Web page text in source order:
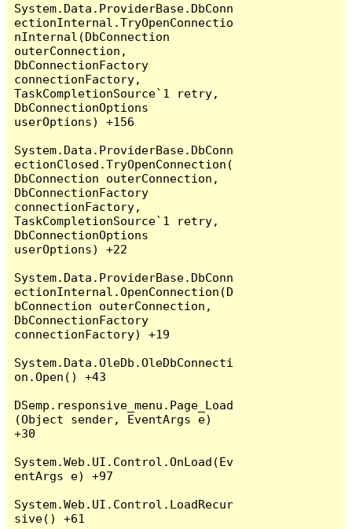
System.Data.ProviderBase.DbConn
ectionInternal.TryOpenConnectio
nInternal(DbConnection
outerConnection,
DbConnectionFactory
connectionFactory,
TaskCompletionSource`1 retry,
DbConnectionOptions
userOptions) +156
System.Data.ProviderBase.DbConn
ectionClosed.TryOpenConnection(
DbConnection outerConnection,
DbConnectionFactory
connectionFactory,
TaskCompletionSource`1 retry,
DbConnectionOptions
userOptions) +22
System.Data.ProviderBase.DbConn
ectionInternal.OpenConnection(D
bConnection outerConnection,
DbConnectionFactory
connectionFactory) +19
System.Data.OleDb.OleDbConnecti
on.Open() +43
DSemp.responsive_menu.Page_Load
(Object sender, EventArgs e)
+30
System.Web.UI.Control.OnLoad(Ev
entArgs e) +97
System.Web.UI.Control.LoadRecur
sive() +61